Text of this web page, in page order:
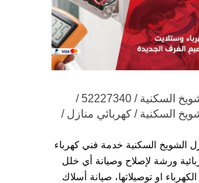
كهربائي الشويخ السكنية / 52227340 /
السكنية / كهربائي منازل /
الشويخ السكنية خدمة فني كهرباء
ورشة لإصلاح وصيانة أي خلل
او توصيلاتها، صيانة أسلاك